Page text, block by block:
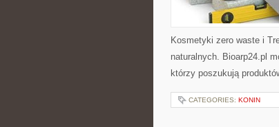
Kosmetyki zero waste i
naturalnych. Bioarp24.pl
którzy poszukują
CATEGORIES: KONIN